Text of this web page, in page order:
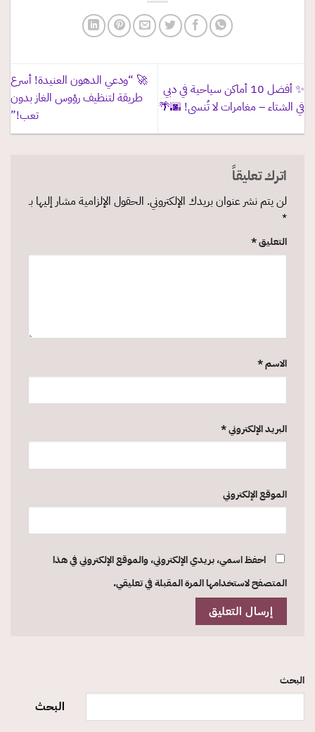
البحث
البحث
✨ أفضل 10 أماكن سياحية في دبي
في الشتاء – مغامرات لا تُنسى! 🌆🌴
🚀 “ودعي الدهون العنيدة! أسرع
طريقة لتنظيف رؤوس الغاز بدون
تعب!”
اترك تعليقاً
لن يتم نشر عنوان بريدك الإلكتروني. الحقول الإلزامية مشار إليها بـ
*
التعليق*
الاسم*
البريد الإلكتروني*
الموقع الإلكتروني
احفظ اسمي، بريدي الإلكتروني، والموقع الإلكتروني في هذا
المتصفح لاستخدامها المرة المقبلة في تعليقي.